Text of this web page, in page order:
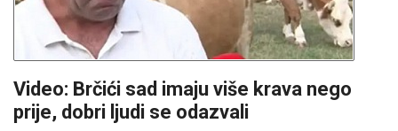
Video: Brčići sad imaju više krava nego
prije, dobri ljudi se odazvali